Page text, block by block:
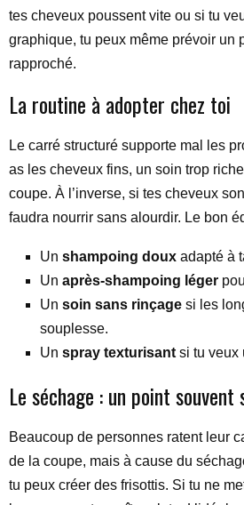
tes cheveux poussent vite ou si tu
graphique, tu peux même prévoir un
rapproché.
La routine à adopter chez toi
Le carré structuré supporte mal les
as les cheveux fins, un soin trop
coupe. À l’inverse, si tes cheveux
faudra nourrir sans alourdir. Le bon
Un shampoing doux adapté à
Un après-shampoing léger
Un soin sans rinçage si les
souplesse.
Un spray texturisant si tu veux
Le séchage : un point souvent
Beaucoup de personnes ratent leur
de la coupe, mais à cause du
tu peux créer des frisottis. Si tu ne